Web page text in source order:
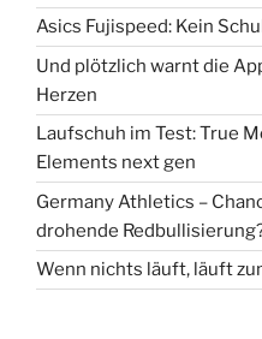
Asics Fujispeed: Kein
Und plötzlich warnt die
Herzen
Laufschuh im Test: True
Elements next gen
Germany Athletics –
drohende
Wenn nichts läuft, läuft